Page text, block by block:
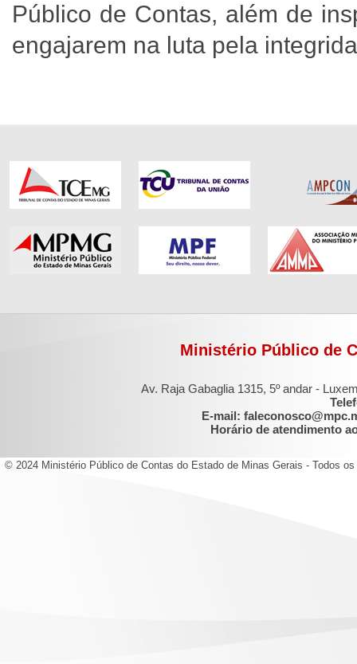
Público de Contas, além de
engajarem na luta pela
Ministério Público de
Av. Raja Gabaglia 1315, 5º andar -
E-mail:
Horário de atendimento
© 2024 Ministério Público de Contas do Estado de Minas Gerais - Todos